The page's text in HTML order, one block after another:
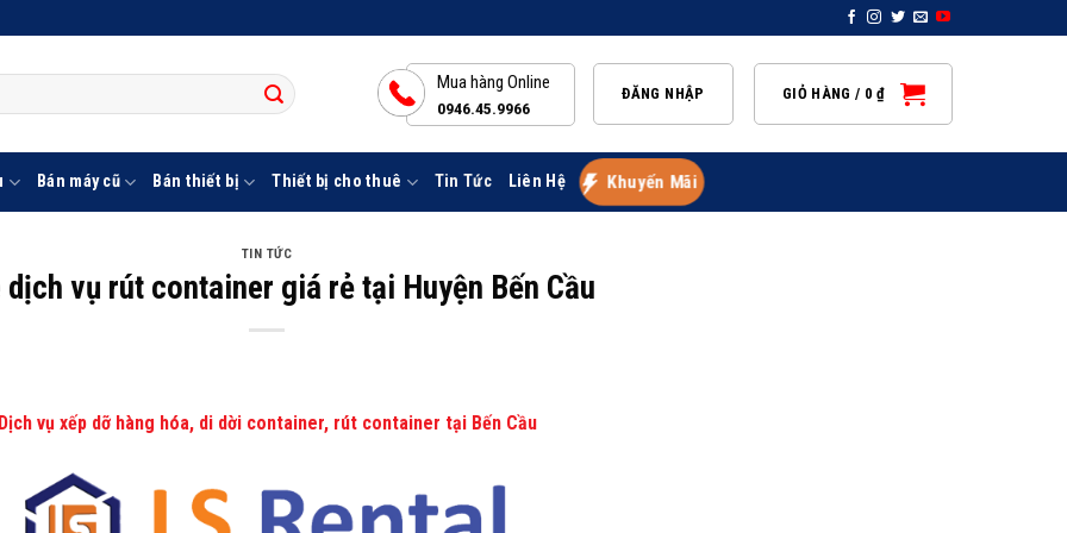
Mua hàng Online
0946.45.9966
ĐĂNG NHẬP GIỎ HÀNG / 0 ₫
Bán máy cũ Bán thiết bị Thiết bị cho thuê Tin Tức Liên Hệ Khuyến Mãi
TIN TỨC
dịch vụ rút container giá rẻ tại Huyện Bến Cầu
Dịch vụ xếp dỡ hàng hóa, di dời container, rút container tại Bến Cầu